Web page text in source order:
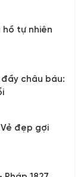
hồ tự nhiên
châu báu:
đẹp gợi